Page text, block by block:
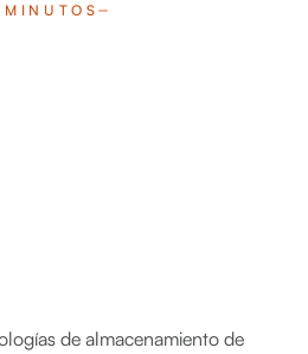
de almacenamiento de